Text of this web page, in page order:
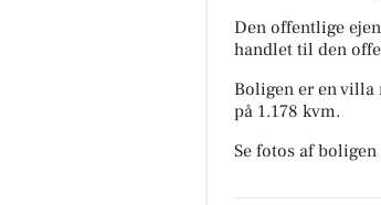
Den offentlige
handlet til den
Boligen er en villa
på 1.178 kvm.
Se fotos af boligen